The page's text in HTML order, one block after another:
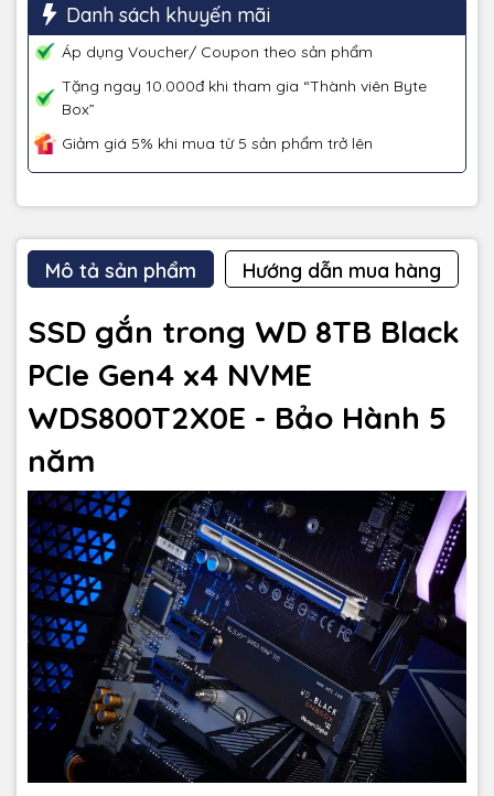
Danh sách khuyến mãi
Áp dụng Voucher/ Coupon theo sản phẩm
Tặng ngay 10.000đ khi tham gia “Thành viên Byte
Box”
Giảm giá 5% khi mua từ 5 sản phẩm trở lên
Mô tả sản phẩm Hướng dẫn mua hàng
SSD gắn trong WD 8TB Black
PCIe Gen4 x4 NVME
WDS800T2X0E - Bảo Hành 5
năm